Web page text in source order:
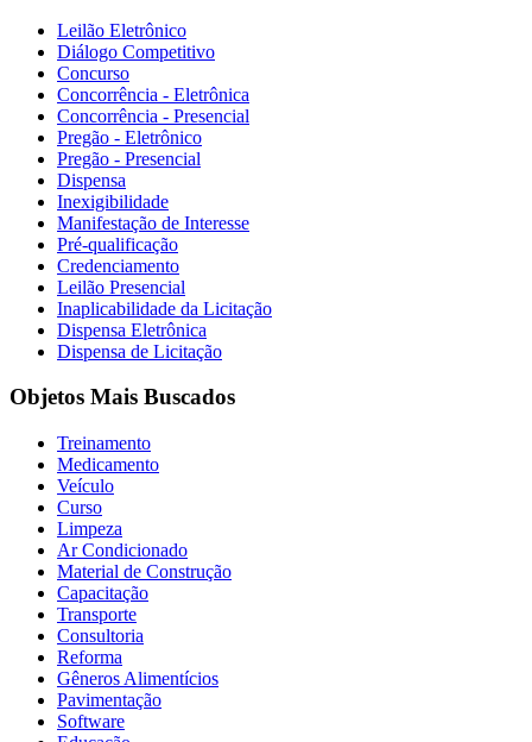
Leilão Eletrônico
Diálogo Competitivo
Concurso
Concorrência - Eletrônica
Concorrência - Presencial
Pregão - Eletrônico
Pregão - Presencial
Dispensa
Inexigibilidade
Manifestação de Interesse
Pré-qualificação
Credenciamento
Leilão Presencial
Inaplicabilidade da Licitação
Dispensa Eletrônica
Dispensa de Licitação
Objetos Mais Buscados
Treinamento
Medicamento
Veículo
Curso
Limpeza
Ar Condicionado
Material de Construção
Capacitação
Transporte
Consultoria
Reforma
Gêneros Alimentícios
Pavimentação
Software